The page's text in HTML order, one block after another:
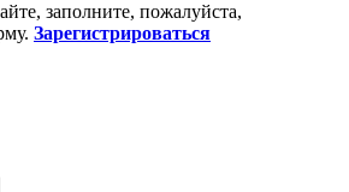
заполните, пожалуйста,
Зарегистрироваться